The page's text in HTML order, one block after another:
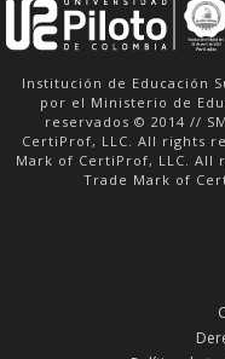
Institución de Educación
por el Ministerio de
reservados © 2014 //
CertiProf, LLC. All rights
Mark of CertiProf, LLC. All
Trade Mark of